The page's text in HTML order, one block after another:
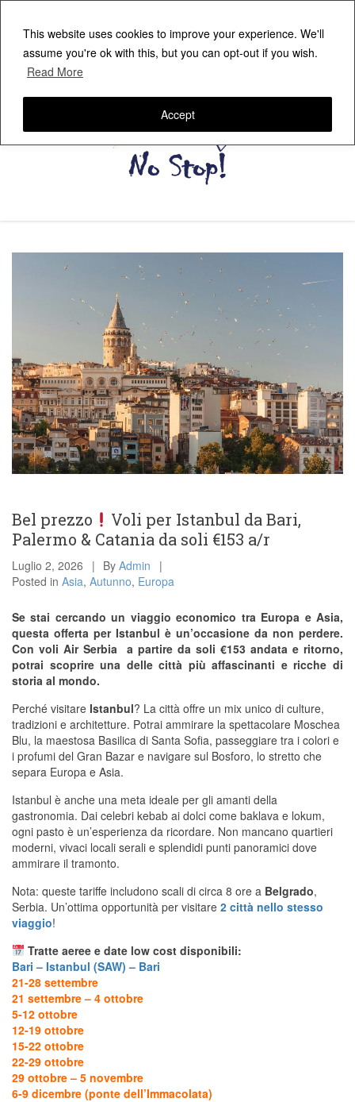
This website uses cookies to improve your experience. We'll
assume you're ok with this, but you can opt-out if you wish.
Read More
Accept
Bel prezzo
Voli per Istanbul da Bari,
Palermo & Catania da soli €153 a/r
Luglio 2, 2026 By Admin
Posted in Asia, Autunno, Europa
Se stai cercando un viaggio economico tra Europa e Asia,
questa offerta per Istanbul è un’occasione da non perdere.
Con voli Air Serbia a partire da soli €153 andata e ritorno,
potrai scoprire una delle città più affascinanti e ricche di
storia al mondo.
Perché visitare Istanbul? La città offre un mix unico di culture,
tradizioni e architetture. Potrai ammirare la spettacolare Moschea
Blu, la maestosa Basilica di Santa Sofia, passeggiare tra i colori e
i profumi del Gran Bazar e navigare sul Bosforo, lo stretto che
separa Europa e Asia.
Istanbul è anche una meta ideale per gli amanti della
gastronomia. Dai celebri kebab ai dolci come baklava e lokum,
ogni pasto è un’esperienza da ricordare. Non mancano quartieri
moderni, vivaci locali serali e splendidi punti panoramici dove
ammirare il tramonto.
Nota: queste tariffe includono scali di circa 8 ore a Belgrado,
Serbia. Un’ottima opportunità per visitare 2 città nello stesso
viaggio!
Tratte aeree e date low cost disponibili:
Bari – Istanbul (SAW) – Bari
21-28 settembre
21 settembre – 4 ottobre
5-12 ottobre
12-19 ottobre
15-22 ottobre
22-29 ottobre
29 ottobre – 5 novembre
6-9 dicembre (ponte dell’Immacolata)